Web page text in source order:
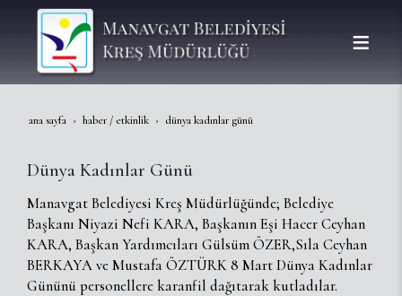
ana sayfa haber / etkinlik dünya kadınlar günü
Dünya Kadınlar Günü
Manavgat Belediyesi Kreş Müdürlüğünde; Belediye
Başkanı Niyazi Nefi KARA, Başkanın Eşi Hacer Ceyhan
KARA, Başkan Yardımcıları Gülsüm ÖZER,Sıla Ceyhan
BERKAYA ve Mustafa ÖZTÜRK 8 Mart Dünya Kadınlar
Gününü personellere karanfil dağıtarak kutladılar.